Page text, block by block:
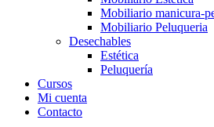
Mobiliario manicura-
Mobiliario Peluqueria
Desechables
Estética
Peluquería
Cursos
Mi cuenta
Contacto